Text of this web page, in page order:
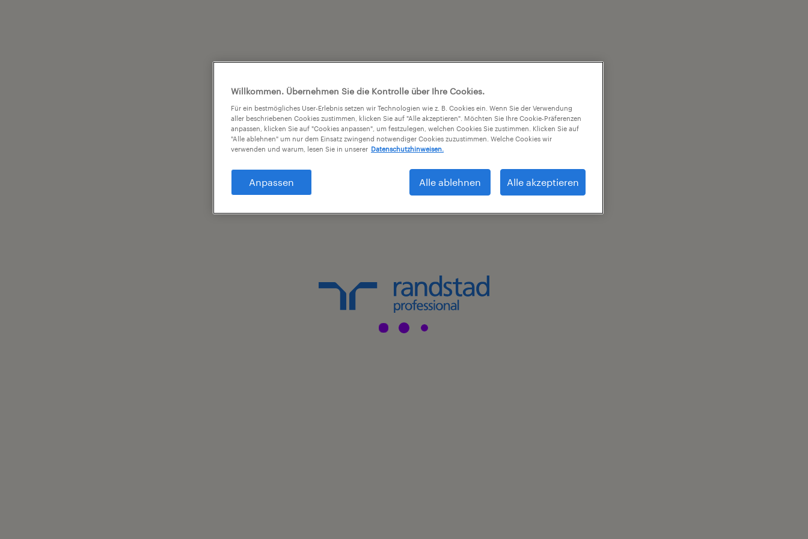
Willkommen. Übernehmen Sie die Kontrolle über Ihre Cookies.
Für ein bestmögliches User-Erlebnis setzen wir Technologien wie z. B. Cookies ein. Wenn Sie der Verwendung
aller beschriebenen Cookies zustimmen, klicken Sie auf "Alle akzeptieren". Möchten Sie Ihre Cookie-Präferenzen
anpassen, klicken Sie auf "Cookies anpassen", um festzulegen, welchen Cookies Sie zustimmen. Klicken Sie auf
"Alle ablehnen" um nur dem Einsatz zwingend notwendiger Cookies zuzustimmen. Welche Cookies wir
verwenden und warum, lesen Sie in unserer Datenschutzhinweisen.
Anpassen Alle ablehnen Alle akzeptieren